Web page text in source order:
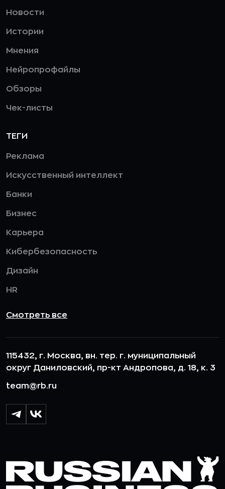
Новости
Истории
Мнения
Нейропрофайлы
Обзоры
Чек-листы
ТЕГИ
Реклама
Искусственный интеллект
Банки
Бизнес
Карьера
Кибербезопасность
Дизайн
HR
Смотреть все
115432, г. Москва, вн. тер. г. муниципальный
округ Даниловский, пр-кт Андропова, д. 18, к. 3
team@rb.ru